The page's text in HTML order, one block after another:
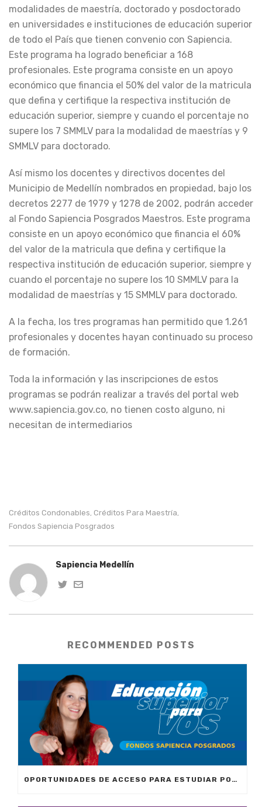
modalidades de maestría, doctorado y posdoctorado
en universidades e instituciones de educación superior
de todo el País que tienen convenio con Sapiencia.
Este programa ha logrado beneficiar a 168
profesionales. Este programa consiste en un apoyo
económico que financia el 50% del valor de la matricula
que defina y certifique la respectiva institución de
educación superior, siempre y cuando el porcentaje no
supere los 7 SMMLV para la modalidad de maestrías y 9
SMMLV para doctorado.
Así mismo los docentes y directivos docentes del
Municipio de Medellín nombrados en propiedad, bajo los
decretos 2277 de 1979 y 1278 de 2002, podrán acceder
al Fondo Sapiencia Posgrados Maestros. Este programa
consiste en un apoyo económico que financia el 60%
del valor de la matricula que defina y certifique la
respectiva institución de educación superior, siempre y
cuando el porcentaje no supere los 10 SMMLV para la
modalidad de maestrías y 15 SMMLV para doctorado.
A la fecha, los tres programas han permitido que 1.261
profesionales y docentes hayan continuado su proceso
de formación.
Toda la información y las inscripciones de estos
programas se podrán realizar a través del portal web
www.sapiencia.gov.co, no tienen costo alguno, ni
necesitan de intermediarios
Créditos Condonables Créditos Para Maestría
Fondos Sapiencia Posgrados
Sapiencia Medellín
RECOMMENDED POSTS
OPORTUNIDADES DE ACCESO PARA ESTUDIAR POSGRADOS EN COLOMBIA Y EL EXTERIOR